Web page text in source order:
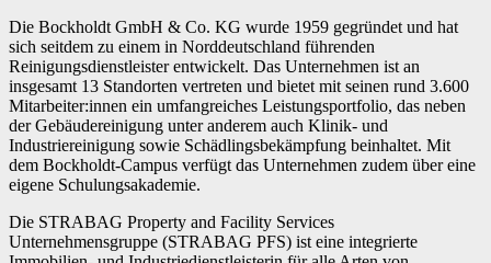
Die Bockholdt GmbH & Co. KG wurde 1959 gegründet und hat
sich seitdem zu einem in Norddeutschland führenden
Reinigungsdienstleister entwickelt. Das Unternehmen ist an
insgesamt 13 Standorten vertreten und bietet mit seinen rund 3.600
Mitarbeiter:innen ein umfangreiches Leistungsportfolio, das neben
der Gebäudereinigung unter anderem auch Klinik- und
Industriereinigung sowie Schädlingsbekämpfung beinhaltet. Mit
dem Bockholdt-Campus verfügt das Unternehmen zudem über eine
eigene Schulungsakademie.
Die STRABAG Property and Facility Services
Unternehmensgruppe (STRABAG PFS) ist eine integrierte